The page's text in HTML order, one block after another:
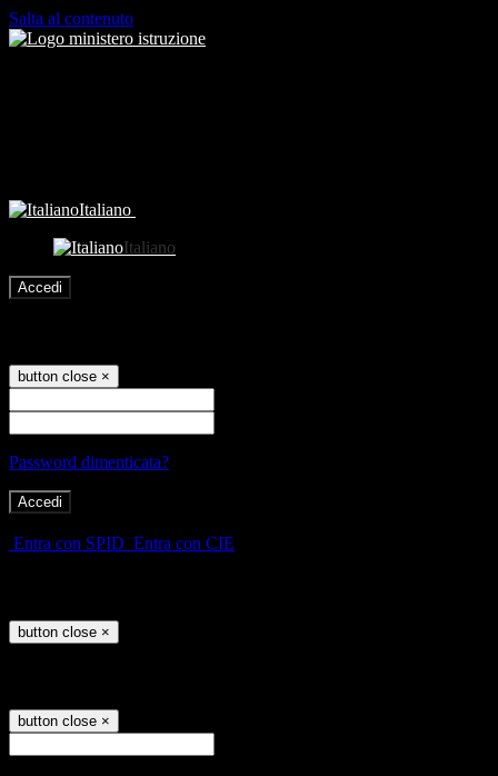
Salta al contenuto
Italiano
Italiano
Accedi
button close ×
Password dimenticata?
Entra con SPID Entra con CIE
button close ×
button close ×